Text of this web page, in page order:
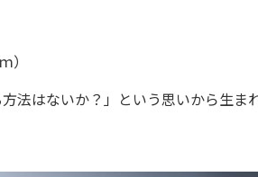
）
法はないか？」という思いから生ま